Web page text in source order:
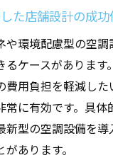
た店舗設計の成功
や環境配慮型の空
るケースがあります
費用負担を軽減した
常に有効です。具体
型の空調設備を導
あります。